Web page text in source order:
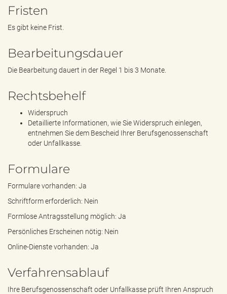
Fristen
Es gibt keine Frist.
Bearbeitungsdauer
Die Bearbeitung dauert in der Regel 1 bis 3 Monate.
Rechtsbehelf
Widerspruch
Detaillierte Informationen, wie Sie Widerspruch einlegen,
entnehmen Sie dem Bescheid Ihrer Berufsgenossenschaft
oder Unfallkasse.
Formulare
Formulare vorhanden: Ja
Schriftform erforderlich: Nein
Formlose Antragsstellung möglich: Ja
Persönliches Erscheinen nötig: Nein
Online-Dienste vorhanden: Ja
Verfahrensablauf
Ihre Berufsgenossenschaft oder Unfallkasse prüft Ihren Anspruch